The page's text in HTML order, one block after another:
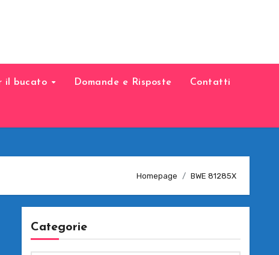
il bucato Domande e Risposte Contatti
Homepage BWE 81285X
Categorie